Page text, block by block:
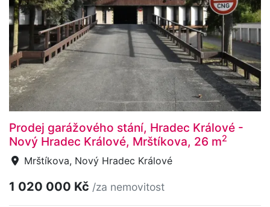
Prodej garážového stání, Hradec Králové -
Nový Hradec Králové, Mrštíkova, 26 m2
Mrštíkova, Nový Hradec Králové
1 020 000 Kč /za nemovitost